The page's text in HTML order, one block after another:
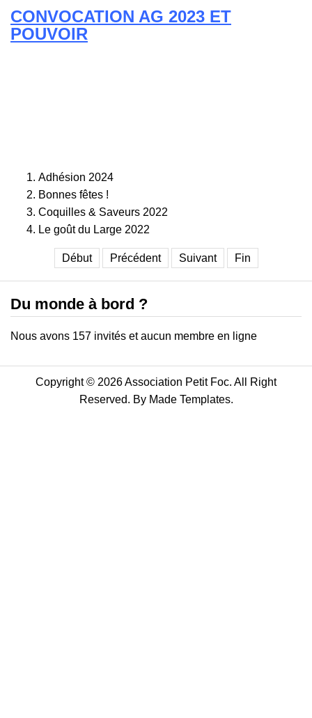
CONVOCATION AG 2023 ET
POUVOIR
Adhésion 2024
Bonnes fêtes !
Coquilles & Saveurs 2022
Le goût du Large 2022
Début Précédent Suivant Fin
Du monde à bord ?
Nous avons 157 invités et aucun membre en ligne
Copyright © 2026 Association Petit Foc. All Right
Reserved. By Made Templates.